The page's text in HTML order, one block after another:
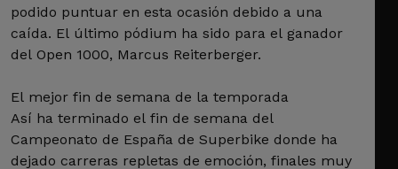
podido puntuar en esta ocasión debido a una
caída. El último pódium ha sido para el ganador
del Open 1000, Marcus Reiterberger.
El mejor fin de semana de la temporada
Así ha terminado el fin de semana del
Campeonato de España de Superbike donde ha
dejado carreras repletas de emoción, finales muy